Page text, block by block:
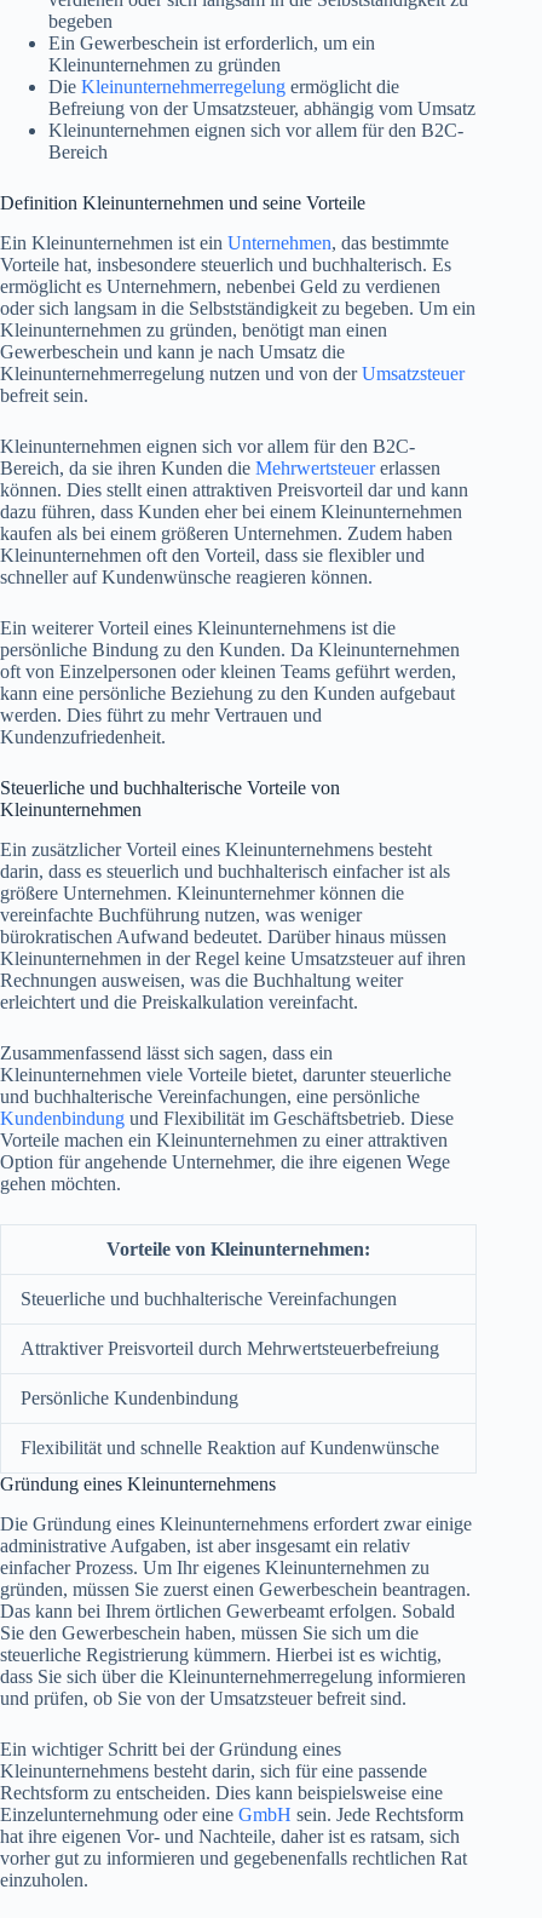
begeben
Ein Gewerbeschein ist erforderlich, um ein
Kleinunternehmen zu gründen
Die Kleinunternehmerregelung ermöglicht die
Befreiung von der Umsatzsteuer, abhängig vom Umsatz
Kleinunternehmen eignen sich vor allem für den B2C-
Bereich
Definition Kleinunternehmen und seine Vorteile
Ein Kleinunternehmen ist ein Unternehmen, das bestimmte
Vorteile hat, insbesondere steuerlich und buchhalterisch. Es
ermöglicht es Unternehmern, nebenbei Geld zu verdienen
oder sich langsam in die Selbstständigkeit zu begeben. Um ein
Kleinunternehmen zu gründen, benötigt man einen
Gewerbeschein und kann je nach Umsatz die
Kleinunternehmerregelung nutzen und von derUmsatzsteuer
befreit sein.
Kleinunternehmen eignen sich vor allem für den B2C-
Bereich, da sie ihren Kunden die Mehrwertsteuererlassen
können. Dies stellt einen attraktiven Preisvorteil dar und kann
dazu führen, dass Kunden eher bei einem Kleinunternehmen
kaufen als bei einem größeren Unternehmen. Zudem haben
Kleinunternehmen oft den Vorteil, dass sie flexibler und
schneller auf Kundenwünsche reagieren können.
Ein weiterer Vorteil eines Kleinunternehmens ist die
persönliche Bindung zu den Kunden. Da Kleinunternehmen
oft von Einzelpersonen oder kleinen Teams geführt werden,
kann eine persönliche Beziehung zu den Kunden aufgebaut
werden. Dies führt zu mehr Vertrauen und
Kundenzufriedenheit.
Steuerliche und buchhalterische Vorteile von
Kleinunternehmen
Ein zusätzlicher Vorteil eines Kleinunternehmens besteht
darin, dass es steuerlich und buchhalterisch einfacher ist als
größere Unternehmen. Kleinunternehmer können die
vereinfachte Buchführung nutzen, was weniger
bürokratischen Aufwand bedeutet. Darüber hinaus müssen
Kleinunternehmen in der Regel keine Umsatzsteuer auf ihren
Rechnungen ausweisen, was die Buchhaltung weiter
erleichtert und die Preiskalkulation vereinfacht.
Zusammenfassend lässt sich sagen, dass ein
Kleinunternehmen viele Vorteile bietet, darunter steuerliche
und buchhalterische Vereinfachungen, eine persönliche
Kundenbindung und Flexibilität im Geschäftsbetrieb. Diese
Vorteile machen ein Kleinunternehmen zu einer attraktiven
Option für angehende Unternehmer, die ihre eigenen Wege
gehen möchten.
Vorteile von Kleinunternehmen:
Steuerliche und buchhalterische Vereinfachungen
Attraktiver Preisvorteil durch Mehrwertsteuerbefreiung
Persönliche Kundenbindung
Flexibilität und schnelle Reaktion auf Kundenwünsche
Gründung eines Kleinunternehmens
Die Gründung eines Kleinunternehmens erfordert zwar einige
administrative Aufgaben, ist aber insgesamt ein relativ
einfacher Prozess. Um Ihr eigenes Kleinunternehmen zu
gründen, müssen Sie zuerst einen Gewerbeschein beantragen.
Das kann bei Ihrem örtlichen Gewerbeamt erfolgen. Sobald
Sie den Gewerbeschein haben, müssen Sie sich um die
steuerliche Registrierung kümmern. Hierbei ist es wichtig,
dass Sie sich über die Kleinunternehmerregelung informieren
und prüfen, ob Sie von der Umsatzsteuer befreit sind.
Ein wichtiger Schritt bei der Gründung eines
Kleinunternehmens besteht darin, sich für eine passende
Rechtsform zu entscheiden. Dies kann beispielsweise eine
Einzelunternehmung oder eine GmbH sein. Jede Rechtsform
hat ihre eigenen Vor- und Nachteile, daher ist es ratsam, sich
vorher gut zu informieren und gegebenenfalls rechtlichen Rat
einzuholen.